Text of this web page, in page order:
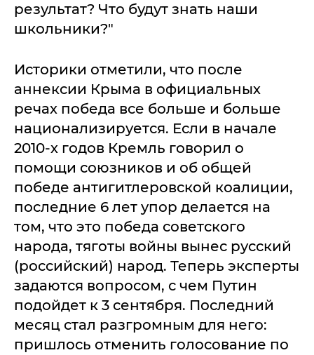
результат? Что будут знать наши
школьники?"
Историки отметили, что после
аннексии Крыма в официальных
речах победа все больше и больше
национализируется. Если в начале
2010-х годов Кремль говорил о
помощи союзников и об общей
победе антигитлеровской коалиции,
последние 6 лет упор делается на
том, что это победа советского
народа, тяготы войны вынес русский
(российский) народ. Теперь эксперты
задаются вопросом, с чем Путин
подойдет к 3 сентября. Последний
месяц стал разгромным для него:
пришлось отменить голосование по